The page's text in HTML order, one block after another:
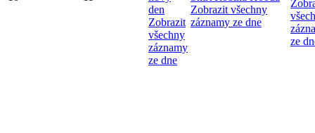
den
Zobrazit
všechny
záznamy
ze dne
Zobrazit všechny
záznamy ze dne
ze